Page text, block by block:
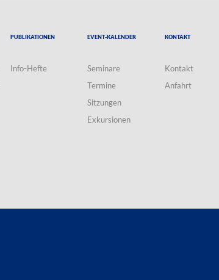
Publikationen
Info-Hefte
Event-Kalender
Seminare
Termine
Sitzungen
Exkursionen
Kontakt
Kontakt
Anfahrt